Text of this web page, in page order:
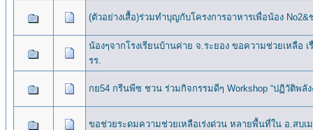
(ตัวอย่างเสื้อ)ร่วมทำบุญกับโครงการอาหารเพื่อน้อง
น้องๆจากโรงเรียนบ้านค่าย จ.ระยอง ขอความช่วยเหลือ
รร.
กย54 กรีนพีซ ชวน ร่วมกิจกรรมดีๆ Workshop “ปฏิวัติพลั
ขอช่วยระดมความช่วยเหลือเร่งด่วน หลายพื้นที่ใน อ.สบเ